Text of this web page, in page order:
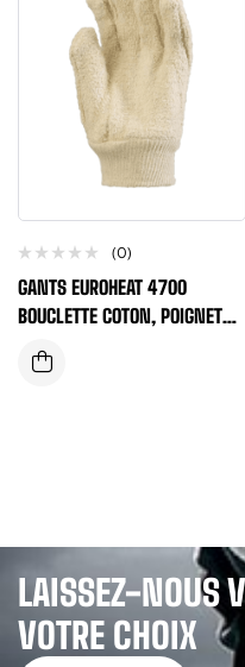
(0)
GANTS EUROHEAT 4700
BOUCLETTE COTON, POIGNET
TRICOTÉ
LAISSEZ-NOUS
VOTRE CHOIX